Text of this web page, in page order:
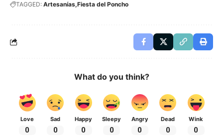
TAGGED: Artesanías Fiesta del Poncho
What do you think?
Love
0
Sad
0
Happy
0
Sleepy
0
Angry
0
Dead
0
Wink
0